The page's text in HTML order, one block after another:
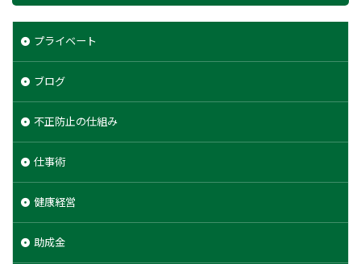
プライベート
ブログ
不正防止の仕組み
仕事術
健康経営
助成金